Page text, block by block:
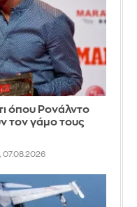
όπου Ρονάλντο
τον γάμο τους
07.08.2026